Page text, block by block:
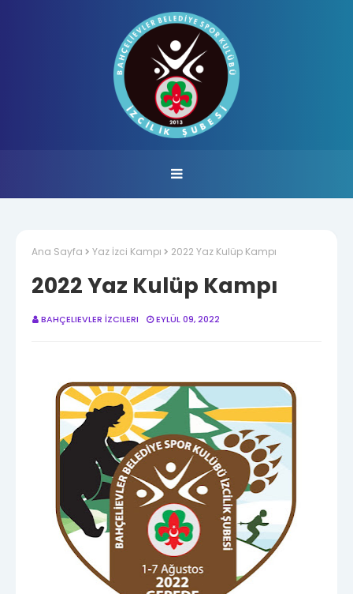
Ana Sayfa Yaz İzci Kampı 2022 Yaz Kulüp Kampı
2022 Yaz Kulüp Kampı
BAHÇELIEVLER İZCILERI EYLÜL 09, 2022